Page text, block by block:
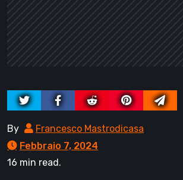
By
Francesco Mastrodicasa
Febbraio 7, 2024
16 min read.